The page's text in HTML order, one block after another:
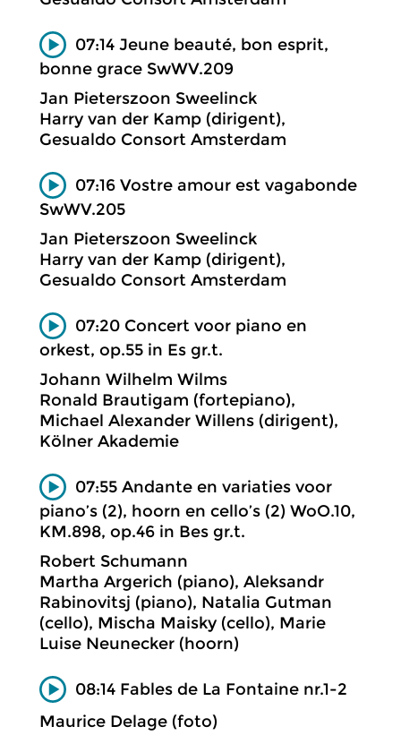
07:14 Jeune beauté, bon esprit,
bonne grace SwWV.209
Jan Pieterszoon Sweelinck
Harry van der Kamp (dirigent),
Gesualdo Consort Amsterdam
07:16 Vostre amour est vagabonde
SwWV.205
Jan Pieterszoon Sweelinck
Harry van der Kamp (dirigent),
Gesualdo Consort Amsterdam
07:20 Concert voor piano en
orkest, op.55 in Es gr.t.
Johann Wilhelm Wilms
Ronald Brautigam (fortepiano),
Michael Alexander Willens (dirigent),
Kölner Akademie
07:55 Andante en variaties voor
piano’s (2), hoorn en cello’s (2) WoO.10,
KM.898, op.46 in Bes gr.t.
Robert Schumann
Martha Argerich (piano), Aleksandr
Rabinovitsj (piano), Natalia Gutman
(cello), Mischa Maisky (cello), Marie
Luise Neunecker (hoorn)
08:14 Fables de La Fontaine nr.1-2
Maurice Delage (foto)